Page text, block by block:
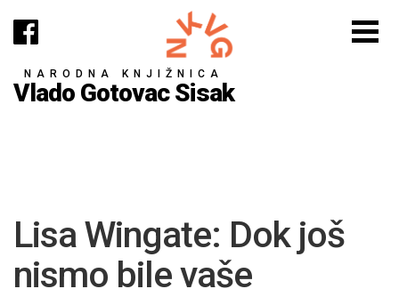
NARODNA KNJIŽNICA
Vlado Gotovac Sisak
Lisa Wingate: Dok još
nismo bile vaše